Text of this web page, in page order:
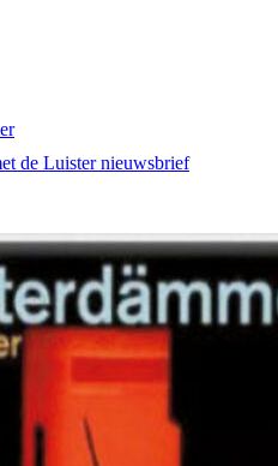
de Luister nieuwsbrief